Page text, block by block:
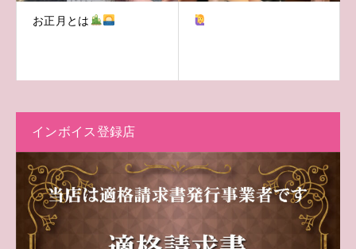
お正月とは
インボイス登録店